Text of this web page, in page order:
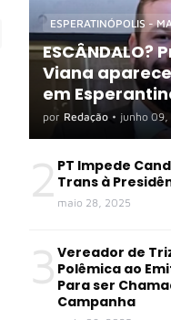
ESPERATINÓPOLIS - MA
ESCÂNDALO?
Viana
em
mesmo com
dedicação
por Redação • junho
2 PT Impede
Trans à
maio 28, 2025
3 Vereador de
Polêmica ao
Para ser
Campanha